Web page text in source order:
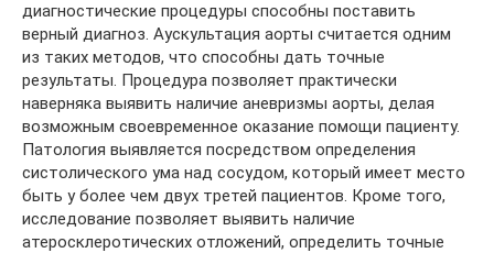
диагностические процедуры способны поставить
верный диагноз. Аускультация аорты считается одним
из таких методов, что способны дать точные
результаты. Процедура позволяет практически
наверняка выявить наличие аневризмы аорты, делая
возможным своевременное оказание помощи пациенту.
Патология выявляется посредством определения
систолического ума над сосудом, который имеет место
быть у более чем двух третей пациентов. Кроме того,
исследование позволяет выявить наличие
атеросклеротических отложений, определить точные